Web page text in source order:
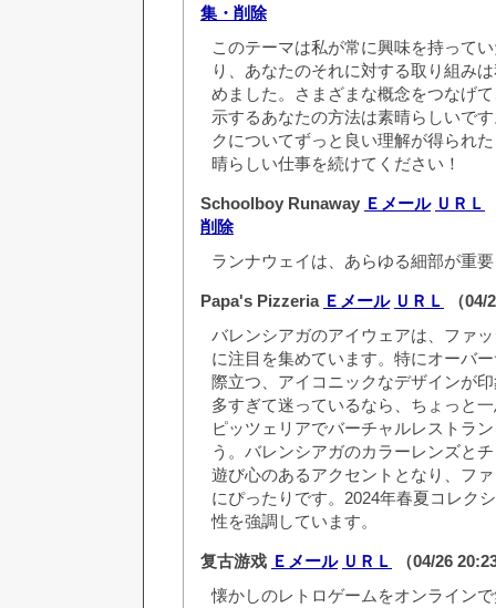
集・削除
このテーマは私が常に興味を持って
り、あなたのそれに対する取り組み
めました。さまざまな概念をつなげ
示するあなたの方法は素晴らしいで
クについてずっと良い理解が得られ
晴らしい仕事を続けてください！
Schoolboy Runaway Ｅメール ＵＲＬ
削除
ランナウェイは、あらゆる細部が重
Papa's Pizzeria Ｅメール ＵＲＬ
（04/
バレンシアガのアイウェアは、ファ
に注目を集めています。特にオーバ
際立つ、アイコニックなデザインが
多すぎて迷っているなら、ちょっと
ピッツェリアでバーチャルレストラ
う。バレンシアガのカラーレンズと
遊び心のあるアクセントとなり、フ
にぴったりです。2024年春夏コレク
性を強調しています。
复古游戏 Ｅメール ＵＲＬ
（04/26
懐かしのレトロゲームをオンライン